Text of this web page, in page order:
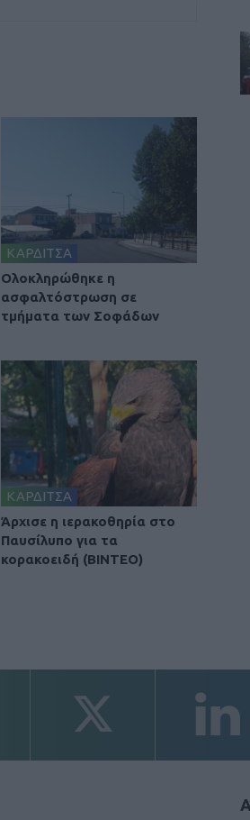
ΚΑΡΔΙΤΣΑ
Ολοκληρώθηκε η
ασφαλτόστρωση σε
τμήματα των Σοφάδων
ΚΑΡΔΙΤΣΑ
Άρχισε η ιερακοθηρία στο
Παυσίλυπο για τα
κορακοειδή (ΒΙΝΤΕΟ)